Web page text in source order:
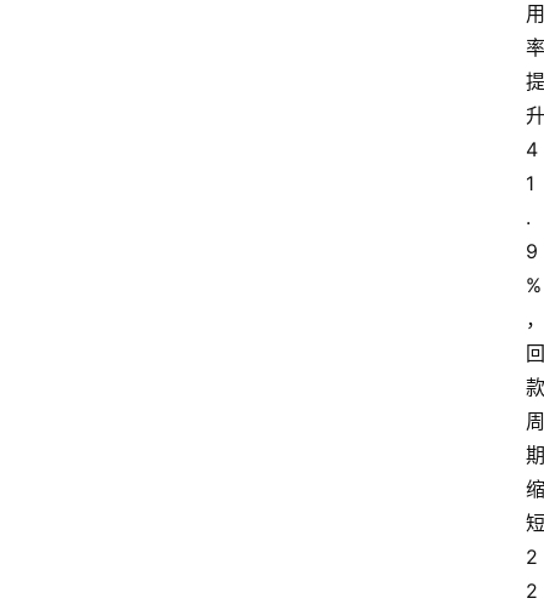
用
率
提
升
4
1
.
9
%
，
回
款
周
期
缩
短
2
2